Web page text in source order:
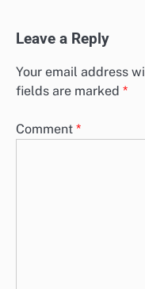
Leave a Reply
Your email address
fields are marked *
Comment *